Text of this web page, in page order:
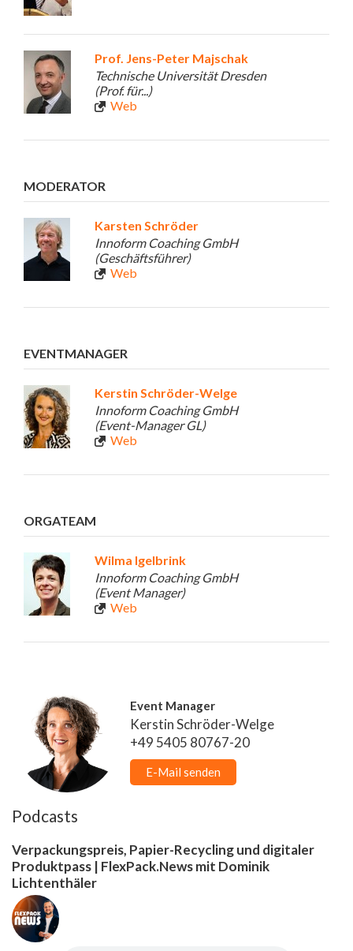
Prof. Jens-Peter Majschak
Technische Universität Dresden
(Prof. für...)
Web
MODERATOR
Karsten Schröder
Innoform Coaching GmbH
(Geschäftsführer)
Web
EVENTMANAGER
Kerstin Schröder-Welge
Innoform Coaching GmbH
(Event-Manager GL)
Web
ORGATEAM
Wilma Igelbrink
Innoform Coaching GmbH
(Event Manager)
Web
Event Manager
Kerstin Schröder-Welge
+49 5405 80767-20
E-Mail senden
Podcasts
Verpackungspreis, Papier-Recycling und digitaler
Produktpass | FlexPack.News mit Dominik
Lichtenthäler